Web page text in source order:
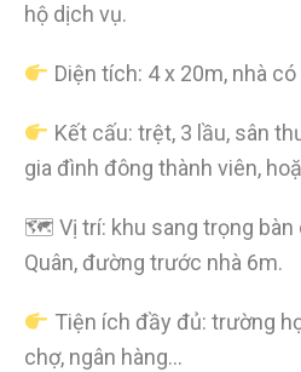
hộ dịch vụ.
Diện tích: 4 x 20m, nhà
Kết cấu: trệt, 3 lầu, sân
gia đình đông thành viên,
🗺 Vị trí: khu sang trọng bàn
Quân, đường trước nhà 6m.
Tiện ích đầy đủ: trường
chợ, ngân hàng…